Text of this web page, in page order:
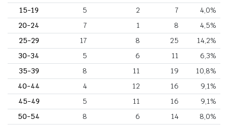
15-19
5 2 7
4,0%
20-24
7 1 8
4,5%
25-29
17 8 25
14,2%
30-34
5 6 11
6,3%
35-39
8 11 19
10,8%
40-44
4 12 16
9,1%
45-49
5 11 16
9,1%
50-54
8 6 14
8,0%